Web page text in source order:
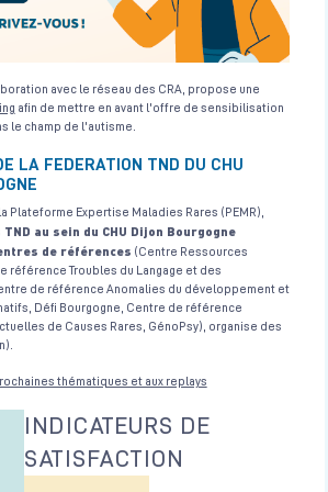
Formation Revalidation AFGSU de Niveau 2
la Formation de Formateur aux Gestes et Soins
soit 7h en présentiel Le 30/09/2026
Module 5, Annexe 7 : Décontamination
et moyens de protection individuels et
avec le réseau des CRA, propose une
afin de mettre en avant l'offre de sensibilisation
le champ de l'autisme.
LA FEDERATION TND DU CHU
Plateforme Expertise Maladies Rares (PEMR),
au sein du CHU Dijon Bourgogne
de références (Centre Ressources
référence Troubles du Langage et des
de référence Anomalies du développement et
Défi Bourgogne, Centre de référence
de Causes Rares, GénoPsy), organise des
thématiques et aux replays
INDICATEURS DE
SATISFACTION